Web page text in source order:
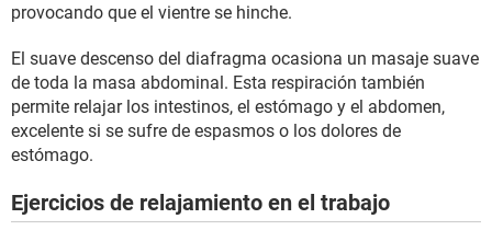
provocando que el vientre se hinche.
El suave descenso del diafragma ocasiona un masaje suave
de toda la masa abdominal. Esta respiración también
permite relajar los intestinos, el estómago y el abdomen,
excelente si se sufre de espasmos o los dolores de
estómago.
Ejercicios de relajamiento en el trabajo